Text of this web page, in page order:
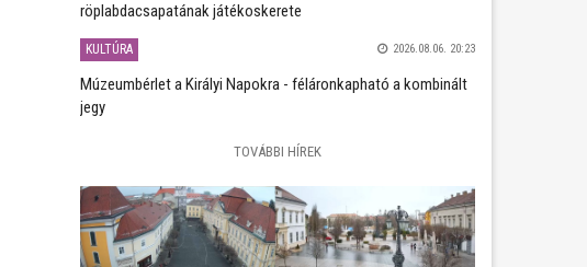
röplabdacsapatának játékoskerete
KULTÚRA 2026.08.06. 20:23
Múzeumbérlet a Királyi Napokra - féláronkapható a kombinált
jegy
TOVÁBBI HÍREK